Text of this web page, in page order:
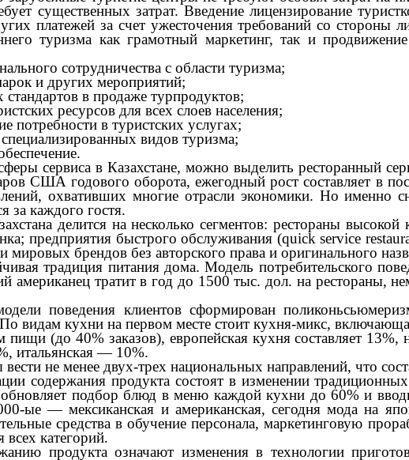
существенных затрат. Введение лицензирование
платежей за счет ужесточения требований со стороны
туризма как грамотный маркетинг, так и
сотрудничества с области туризма;
и других мероприятий;
в продаже турпродуктов;
ресурсов для всех слоев населения;
потребности в туристских услугах;
видов туризма;
в Казахстане, можно выделить ресторанный
США годового оборота, ежегодный рост составляет в
охвативших многие отрасли экономики. Но именно
за каждого гостя.
делится на несколько сегментов: рестораны
предприятия быстрого обслуживания (quick service
мировых брендов без авторского права и оригинального
традиция питания дома. Модель потребительского
американец тратит в год до 1500 тыс. дол. на
поведения клиентов сформирован
видам кухни на первом месте стоит кухня-микс,
(до 40% заказов), европейская кухня составляет 13%,
итальянская — 10%.
не менее двух-трех национальных направлений, что
содержания продукта состоят в изменении
обновляет подбор блюд в меню каждой кухни до 60% и
ые — мексиканская и американская, сегодня мода на
средства в обучение персонала, маркетинговую
всех категорий.
продукта означают изменения в технологии